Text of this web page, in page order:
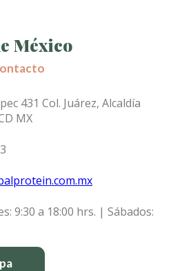
México
431 Col. Juárez, Alcaldía
MX
9:30 a 18:00 hrs. | Sábados: